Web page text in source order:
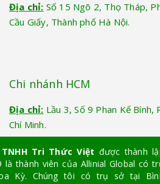
Địa chỉ: Số 15 Ngõ 2, Thọ Tháp,
Cầu Giấy, Thành phố Hà Nội.
Chi nhánh HCM
Địa chỉ: Lầu 3, Số 9 Phan Kế
Chí Minh.
Tri Thức Việt được thành
là thành viên của Allinial Global có
Kỳ. Chúng tôi có trụ sở tại